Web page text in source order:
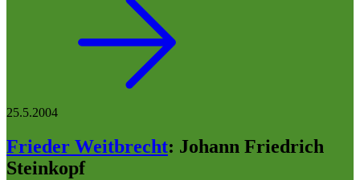
25.5.2004
Frieder Weitbrecht: Johann Friedrich
Steinkopf